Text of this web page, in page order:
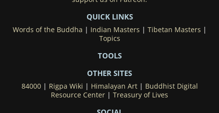
QUICK LINKS
Words of the Buddha | Indian Masters | Tibetan Masters |
Topics
TOOLS
OTHER SITES
84000| Rigpa Wiki | Himalayan Art| Buddhist Digital
Resource Center | Treasury of Lives